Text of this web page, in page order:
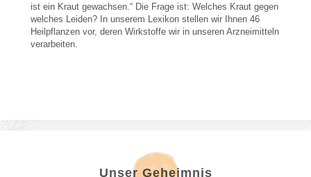
ist ein Kraut gewachsen.“ Die Frage ist: Welches Kraut gegen
welches Leiden? In unserem Lexikon stellen wir Ihnen 46
Heilpflanzen vor, deren Wirkstoffe wir in unseren Arzneimitteln
verarbeiten.
Unser Geheimnis